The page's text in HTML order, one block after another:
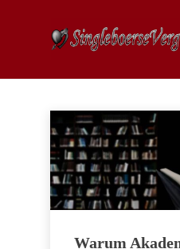
Warum